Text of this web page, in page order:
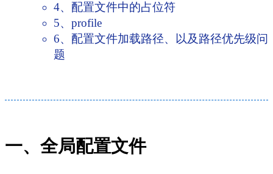
4、配置文件中的占位符
5、profile
6、配置文件加载路径、以及路径优先级问
题
一、全局配置文件